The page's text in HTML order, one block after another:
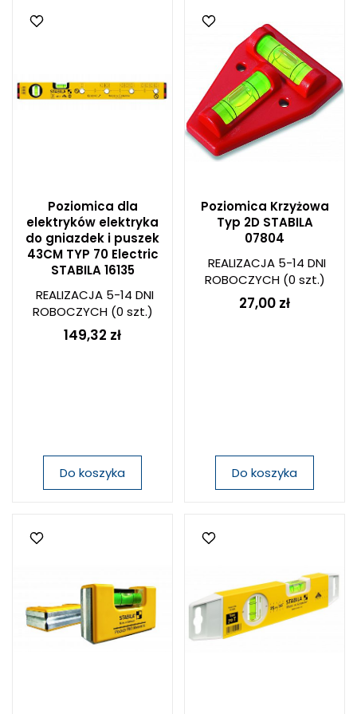
Poziomica dla
elektryków elektryka
do gniazdek i puszek
43CM TYP 70 Electric
STABILA 16135
REALIZACJA 5-14 DNI
ROBOCZYCH(0 szt.)
149,32 zł
Do koszyka
Poziomica Krzyżowa
Typ 2D STABILA
07804
REALIZACJA 5-14 DNI
ROBOCZYCH(0 szt.)
27,00 zł
Do koszyka